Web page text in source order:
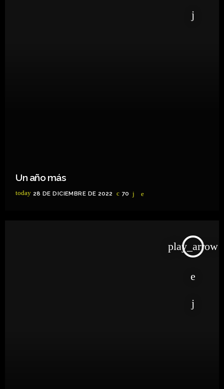
Un año más
today 28 DE DICIEMBRE DE 2022 70
play_arrow